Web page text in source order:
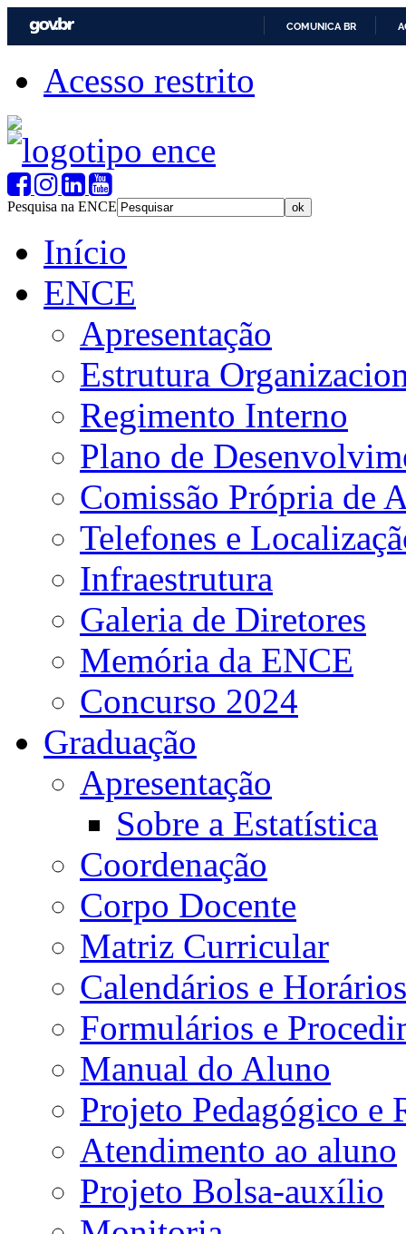
COMUNICA BR
Acesso restrito
Pesquisa na ENCE
Início
ENCE
Apresentação
Estrutura
Regimento Interno
Plano de
Comissão Própria de
Telefones e
Infraestrutura
Galeria de Diretores
Memória da ENCE
Concurso 2024
Graduação
Apresentação
Sobre a Estatística
Coordenação
Corpo Docente
Matriz Curricular
Calendários e Horários
Formulários e
Manual do Aluno
Projeto Pedagógico e
Atendimento ao aluno
Projeto Bolsa-auxílio